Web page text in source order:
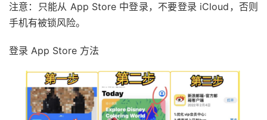
注意：只能从 App Store 中登录，不要登录 iCloud，否则
手机有被锁风险。
登录 App Store 方法